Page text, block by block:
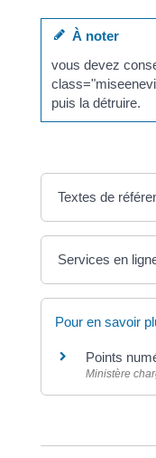
À noter
vous devez
puis la détruire.
Textes de
Services en
Pour en savoir
Points
Ministère